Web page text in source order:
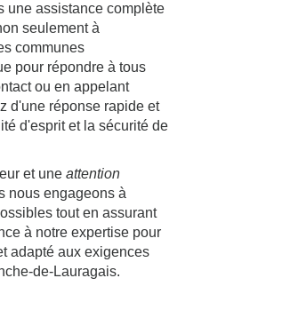
une assistance complète
seulement à
communes
pour répondre à tous
ou en appelant
d'une réponse rapide et
d'esprit et la sécurité de
et une attention
nous engageons à
tout en assurant
à notre expertise pour
adapté aux exigences
de-Lauragais.